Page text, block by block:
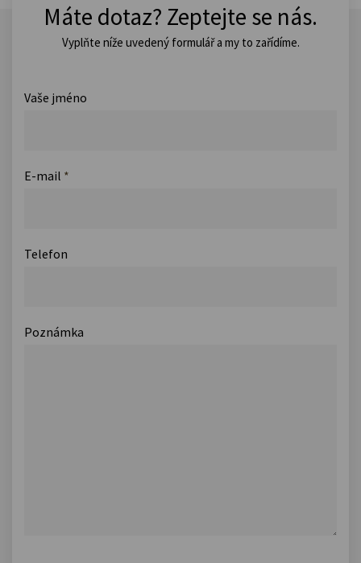
Máte dotaz? Zeptejte se nás.
Vyplňte níže uvedený formulář a my to zařídíme.
Vaše jméno
E-mail *
Telefon
Poznámka